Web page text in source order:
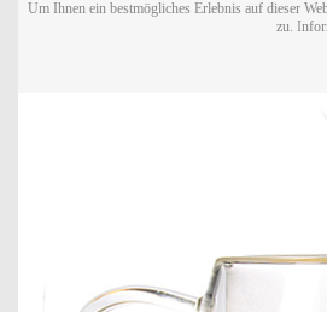
Um Ihnen ein bestmögliches Erlebnis auf dieser
zu.